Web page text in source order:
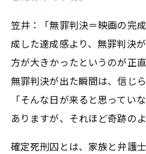
笠井：「無罪判決＝映画の完
成した達成感より、無罪判決
方が大きかったというのが正直
無罪判決が出た瞬間は、信じ
「そんな日が来ると思ってい
ありますが、それほど奇跡の
確定死刑囚とは、家族と弁護